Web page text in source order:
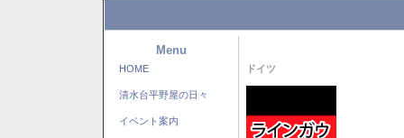
Menu
HOME
清水台平野屋の日々
イベント案内
ドイツ